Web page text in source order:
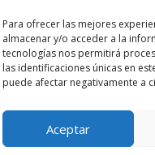
Para ofrecer las mejores
almacenar y/o acceder a la
tecnologías nos permitirá
las identificaciones únicas en
puede afectar negativamente a
Aceptar